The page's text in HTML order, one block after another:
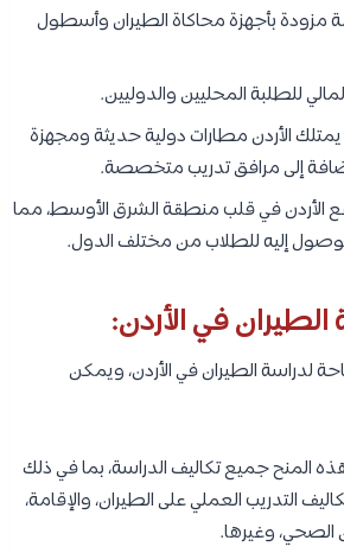
مزودة بأجهزة محاكاة الطيران وأسطول
للطلبة المحليين والدوليين.
الأردن مطارات دولية حديثة ومجهزة
إلى مرافق تدريب متخصصة.
الأردن في قلب منطقة الشرق الأوسط، مما
إليه للطلاب من مختلف الدول.
الطيران في الأردن:
لدراسة الطيران في الأردن، ويمكن
المنح جميع تكاليف الدراسة، بما في ذلك
التدريب العملي على الطيران، والإقامة،
الصحي، وغيرها.